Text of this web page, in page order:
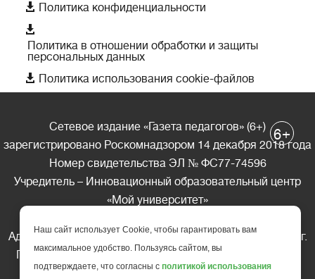
 Политика конфиденциальности

Политика в отношении обработки и защиты
персональных данных
 Политика использования cookie-файлов
Сетевое издание «Газета педагогов» (6+)
зарегистрировано Роскомнадзором 14 декабря 2018 года
Номер свидетельства ЭЛ № ФС77-74596
Учредитель – Инновационный образовательный центр
«Мой университет»
Адрес редакции: 185035 Россия, Республика Карелия, г.
Петрозаводск, ул. Фридриха Энгельса д.10, офис 211
Телефон редакции: +7 (499) 685-10-45
6+
Наш сайт использует Cookie, чтобы гарантировать вам
максимальное удобство. Пользуясь сайтом, вы
подтверждаете, что согласны с политикой использования